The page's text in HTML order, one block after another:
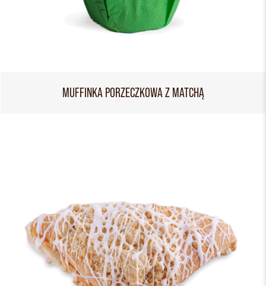
MUFFINKA PORZECZKOWA Z MATCHĄ